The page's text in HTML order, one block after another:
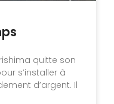
quitte son
s’installer à
d’argent. Il